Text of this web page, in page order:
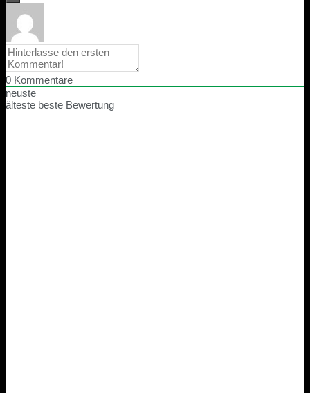
0 Kommentare
neuste
älteste beste Bewertung